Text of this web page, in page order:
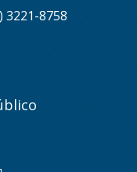
3221-8758